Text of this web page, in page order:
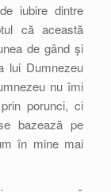
iubire dintre
că această
de gând şi
lui Dumnezeu
nu îmi
porunci, ci
bazează pe
în mine mai